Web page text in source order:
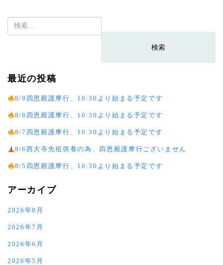
検
索:
最近の投稿
8/9四恩殿護摩行、10:30より始まる予定です
8/8四恩殿護摩行、10:30より始まる予定です
8/7四恩殿護摩行、10:30より始まる予定です
8/6西大寺先祖供養の為、四恩殿護摩行ございません
8/5四恩殿護摩行、10:30より始まる予定です
アーカイブ
2026年8月
2026年7月
2026年6月
2026年5月